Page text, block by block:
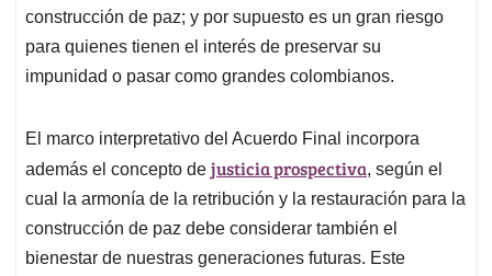
construcción de paz; y por supuesto es un gran riesgo
para quienes tienen el interés de preservar su
impunidad o pasar como grandes colombianos.
El marco interpretativo del Acuerdo Final incorpora
además el concepto de justicia prospectiva, según el
cual la armonía de la retribución y la restauración para la
construcción de paz debe considerar también el
bienestar de nuestras generaciones futuras. Este